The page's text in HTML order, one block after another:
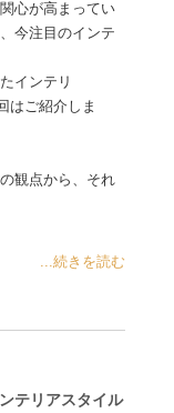
心が高まってい
今注目のインテ
インテリ
はご紹介しま
観点から、それ
...続きを読む
テリアスタイル